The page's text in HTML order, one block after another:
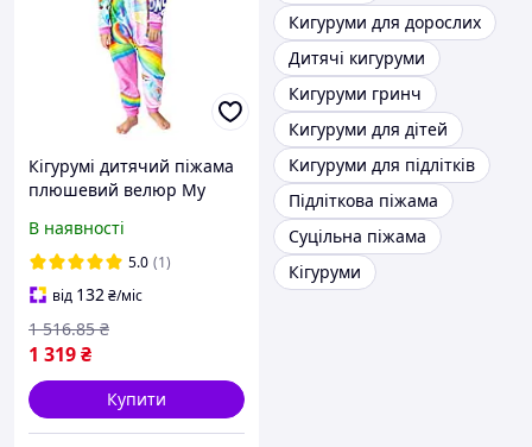
Кігурумі дитячий піжама
плюшевий велюр My
В наявності
5.0 (1)
від 132₴/міс
1 319₴
1 516.85 ₴
Купити
Кигуруми для дорослих
Дитячі кигуруми
Кигуруми гринч
Кигуруми для дітей
Кигуруми для підлітків
Підліткова піжама
Суцільна піжама
Кігуруми